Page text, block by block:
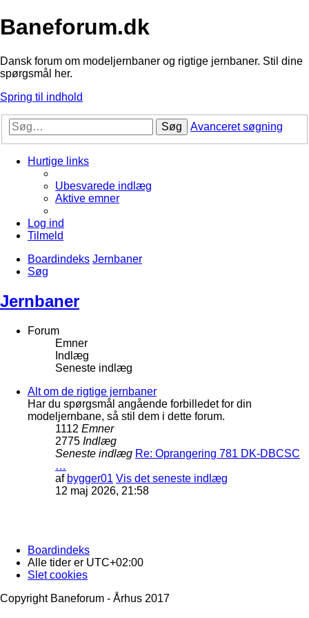
Baneforum.dk
Dansk forum om modeljernbaner og rigtige jernbaner. Stil dine
spørgsmål her.
Spring til indhold
Søg Avanceret søgning
Hurtige links
Ubesvarede indlæg
Aktive emner
Log ind
Tilmeld
Boardindeks Jernbaner
Søg
Jernbaner
Forum
Emner
Indlæg
Seneste indlæg
Alt om de rigtige jernbaner
Har du spørgsmål angående forbilledet for din
modeljernbane, så stil dem i dette forum.
1112 Emner
2775 Indlæg
Seneste indlæg Re: Oprangering 781 DK-DBCSC
…
af bygger01 Vis det seneste indlæg
12 maj 2026, 21:58
Boardindeks
Alle tider er UTC+02:00
Slet cookies
Copyright Baneforum - Århus 2017